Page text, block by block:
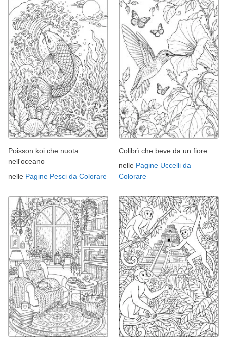
Poisson koi che nuota
nell'oceano
nelle Pagine Pesci da Colorare
Colibrì che beve da un fiore
nelle Pagine Uccelli da
Colorare